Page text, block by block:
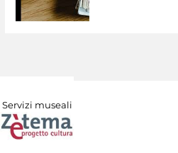
Servizi museali